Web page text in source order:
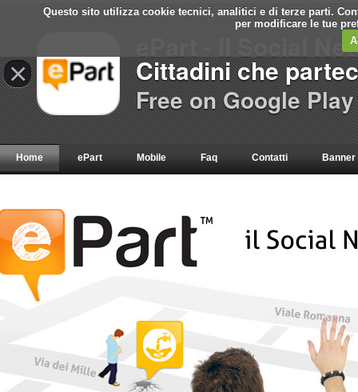
Questo sito utilizza cookie tecnici, analitici e di terze parti.
per modificare le tue
Home ePart Mobile Faq Contatti Banner
×
ePart - Il Social
Cittadini che
Free on Google Play